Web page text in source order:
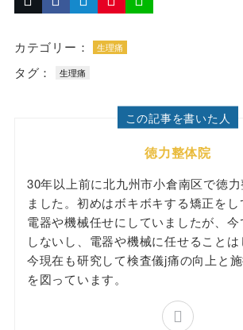
カテゴリー： 生理痛
タグ： 生理痛
この記事を書いた人
徳力整体院
30年以上前に北九州市小倉南区で徳
ました。初めはボキボキする矯正をし
電器や機械任せにしていましたが、今
しないし、電器や機械に任せることは
今現在も研究して検査儀j痛の向上と
を図っています。